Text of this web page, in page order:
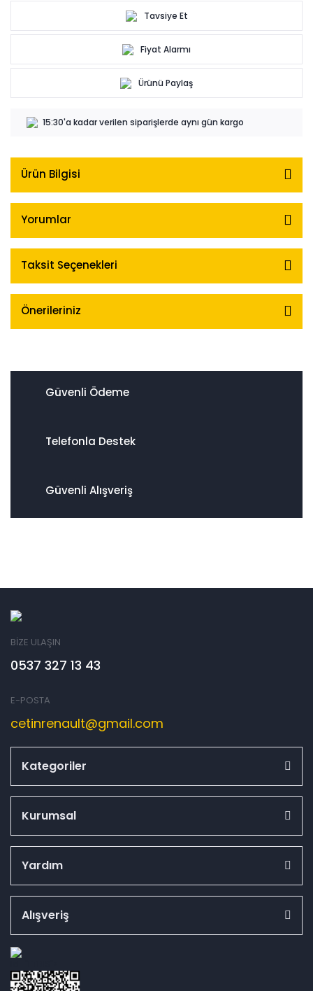
Tavsiye Et
Fiyat Alarmı
Ürünü Paylaş
15:30'a kadar verilen siparişlerde aynı gün kargo
Ürün Bilgisi
Yorumlar
Taksit Seçenekleri
Önerileriniz
Güvenli Ödeme
Telefonla Destek
Güvenli Alışveriş
BİZE ULAŞIN
0537 327 13 43
E-POSTA
cetinrenault@gmail.com
Kategoriler
Kurumsal
Yardım
Alışveriş